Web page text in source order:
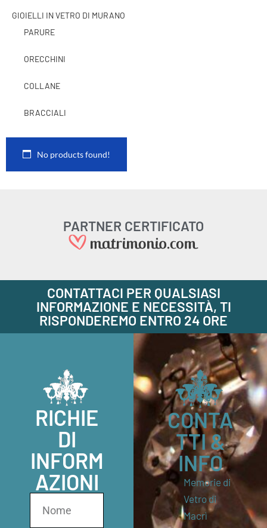
GIOIELLI IN VETRO DI MURANO
PARURE
ORECCHINI
COLLANE
BRACCIALI
No products found!
PARTNER CERTIFICATO
CONTATTACI PER QUALSIASI
INFORMAZIONE E NECESSITÀ, TI
RISPONDEREMO ENTRO 24 ORE
RICHIE
DI
INFORM
AZIONI
CONTA
TTI &
INFO
Memorie di
Vetro di
Macrì